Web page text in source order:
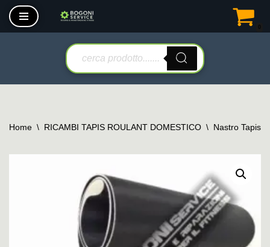
Vai
Home \ RICAMBI TAPIS ROULANT DOMESTICO \ Nastro Tapis